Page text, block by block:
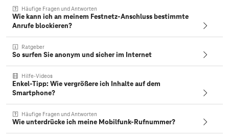
Häufige Fragen und Antworten
Wie kann ich an meinem Festnetz-Anschluss bestimmte
Anrufe blockieren?
Ratgeber
So surfen Sie anonym und sicher im Internet
Hilfe-Videos
Enkel-Tipp: Wie vergrößere ich Inhalte auf dem
Smartphone?
Häufige Fragen und Antworten
Wie unterdrücke ich meine Mobilfunk-Rufnummer?